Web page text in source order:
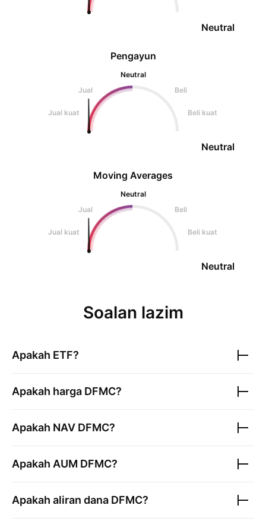
Pengayun
Neutral
Jual
Beli
Jual kuat Beli kuat
Neutral
Neutral
Moving Averages
Neutral
Jual
Beli
Jual kuat Beli kuat
Neutral
Soalan lazim
Apakah ETF?
Apakah harga DFMC?
Apakah NAV DFMC?
Apakah AUM DFMC?
Apakah aliran dana DFMC?